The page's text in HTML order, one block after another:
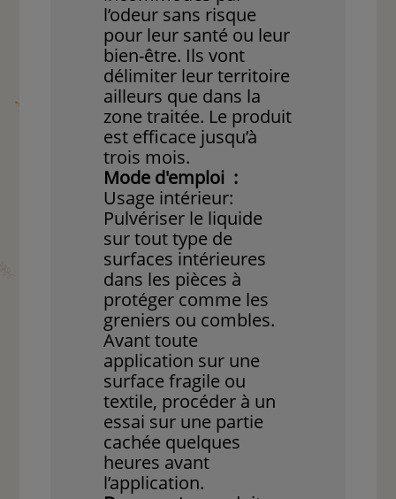
l’odeur sans risque
pour leur santé ou leur
bien-être. Ils vont
délimiter leur territoire
ailleurs que dans la
zone traitée. Le produit
est efficace jusqu’à
trois mois.
Mode d'emploi :
Usage intérieur:
Pulvériser le liquide
sur tout type de
surfaces intérieures
dans les pièces à
protéger comme les
greniers ou combles.
Avant toute
application sur une
surface fragile ou
textile, procéder à un
essai sur une partie
cachée quelques
heures avant
l’application.